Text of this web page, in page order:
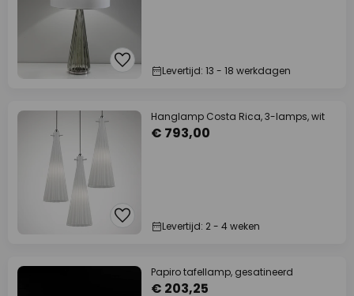
Levertijd: 13 - 18 werkdagen
Hanglamp Costa Rica, 3-lamps, wit
€ 793,00
Levertijd: 2 - 4 weken
Papiro tafellamp, gesatineerd
€ 203,25